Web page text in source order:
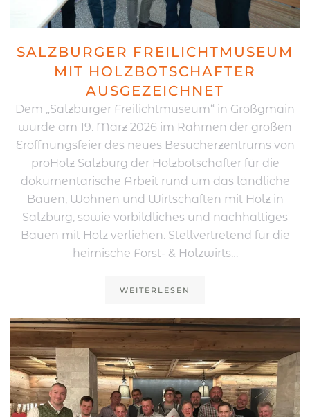
SALZBURGER FREILICHTMUSEUM
MIT HOLZBOTSCHAFTER
AUSGEZEICHNET
Dem „Salzburger Freilichtmuseum“ in Großgmain
wurde am 19. März 2026 im Rahmen der großen
Eröffnungsfeier des neues Besucherzentrums von
proHolz Salzburg der Holzbotschafter für die
dokumentarische Arbeit rund um das ländliche
Bauen, Wohnen und Wirtschaften mit Holz in
Salzburg, sowie vorbildliches und nachhaltiges
Bauen mit Holz verliehen. Stellvertretend für die
heimische Forst- & Holzwirts…
WEITERLESEN